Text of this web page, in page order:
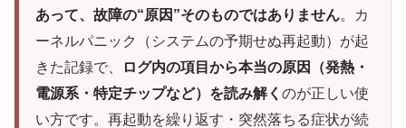
あって、故障の“原因”そのものではありません。カ
ーネルパニック（システムの予期せぬ再起動）が起
きた記録で、
ログ内の項目から本当の原因（発熱・
電源系・特定チップなど）を読み解く のが正しい使
い方です。再起動を繰り返す・突然落ちる症状が続